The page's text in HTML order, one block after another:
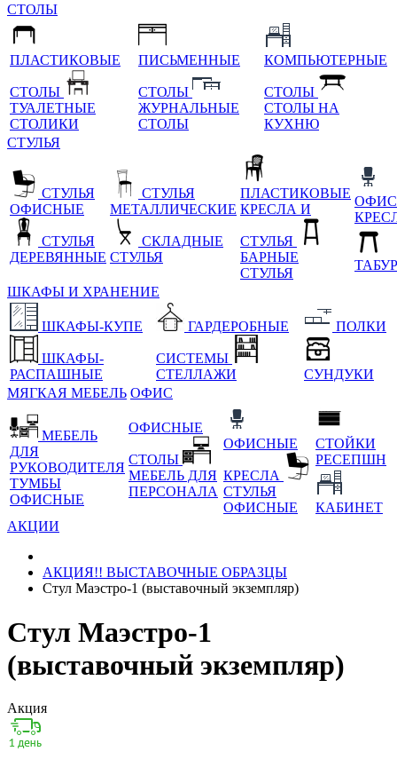
СТОЛЫ
ПЛАСТИКОВЫЕ
СТОЛЫ
ТУАЛЕТНЫЕ
СТОЛИКИ
ПИСЬМЕННЫЕ
СТОЛЫ
ЖУРНАЛЬНЫЕ
СТОЛЫ
КОМПЬЮТЕРНЫЕ
СТОЛЫ
СТОЛЫ НА
КУХНЮ
СТУЛЬЯ
СТУЛЬЯ
ОФИСНЫЕ
СТУЛЬЯ
ДЕРЕВЯННЫЕ
СТУЛЬЯ
МЕТАЛЛИЧЕСКИЕ
СКЛАДНЫЕ
СТУЛЬЯ
ПЛАСТИКОВЫЕ
КРЕСЛА И
СТУЛЬЯ
БАРНЫЕ
СТУЛЬЯ
ШКАФЫ И ХРАНЕНИЕ
ШКАФЫ-КУПЕ
ШКАФЫ-
РАСПАШНЫЕ
ГАРДЕРОБНЫЕ
СИСТЕМЫ
СТЕЛЛАЖИ
ПОЛКИ
СУНДУКИ
МЯГКАЯ МЕБЕЛЬ ОФИС
МЕБЕЛЬ
ДЛЯ
РУКОВОДИТЕЛЯ
ТУМБЫ
ОФИСНЫЕ
ОФИСНЫЕ
СТОЛЫ
МЕБЕЛЬ ДЛЯ
ПЕРСОНАЛА
ОФИСНЫЕ
КРЕСЛА
СТУЛЬЯ
ОФИСНЫЕ
СТОЙКИ
РЕСЕПШН
КАБИНЕТ
АКЦИИ
АКЦИЯ!! ВЫСТАВОЧНЫЕ ОБРАЗЦЫ
Стул Маэстро-1 (выставочный экземпляр)
Стул Маэстро-1
(выставочный экземпляр)
Акция